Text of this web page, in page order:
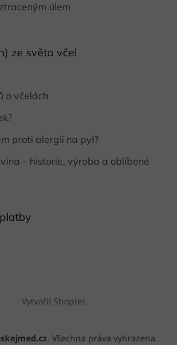
úlem
ze světa včel
o včelách
proti alergii na pyl?
– historie, výroba a oblíbené
Vytvořil Shoptet
. Všechna práva vyhrazena.